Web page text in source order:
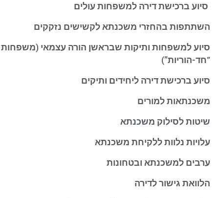
סיוע ברכישת דירה למשפחות עולים
השתתפות בהחזרי משכנתא לקשישים נזקקים
סיוע למשפחות ותיקות שבראשן הורה עצמאי (משפחות
“חד-הוריות”)
סיוע ברכישת דירה ליחידים ותיקים
משכנתאות למורים
שיטות לסילוק משכנתא
עלויות נלוות ללקיחת משכנתא
ערבים למשכנתא ובטחונות
הלוואת גישור לדירה